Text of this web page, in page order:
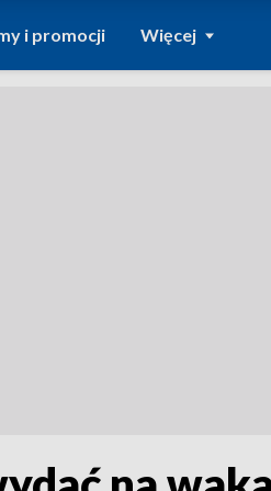
i promocji Więcej